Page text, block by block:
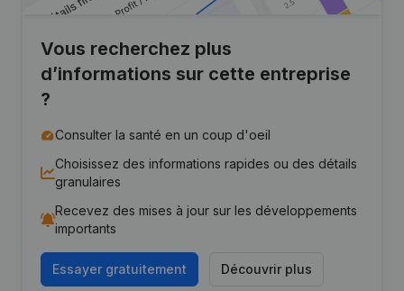
Vous recherchez plus
d’informations sur cette entreprise
?
Consulter la santé en un coup d'oeil
Choisissez des informations rapides ou des détails
granulaires
Recevez des mises à jour sur les développements
importants
Essayer gratuitement Découvrir plus